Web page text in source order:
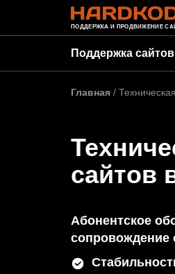
ПОДДЕРЖКА И ПРОДВИЖЕНИЕ
Поддержка сайтов
Главная /
сайтов
Абонентское
сопровождение